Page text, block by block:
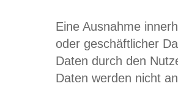
Eine Ausnahme
oder geschäftlicher
Daten durch den
Daten werden nicht